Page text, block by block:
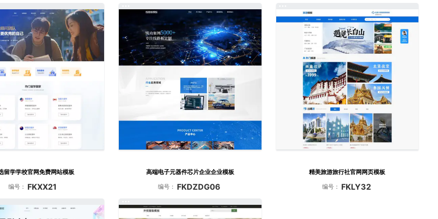
留学学校官网免费网站模板
编号： FKXX21
高端电子元器件芯片企业企业模板
编号： FKDZDG06
精美旅游旅行社官网网页模板
编号： FKLY32